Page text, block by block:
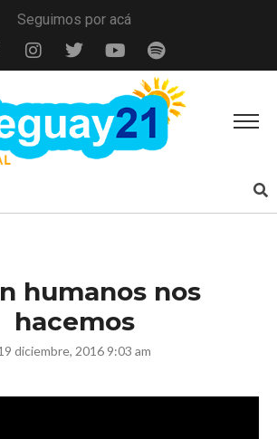
Seguimos por acá
humanos nos
hacemos
diciembre, 2016 9:03 am